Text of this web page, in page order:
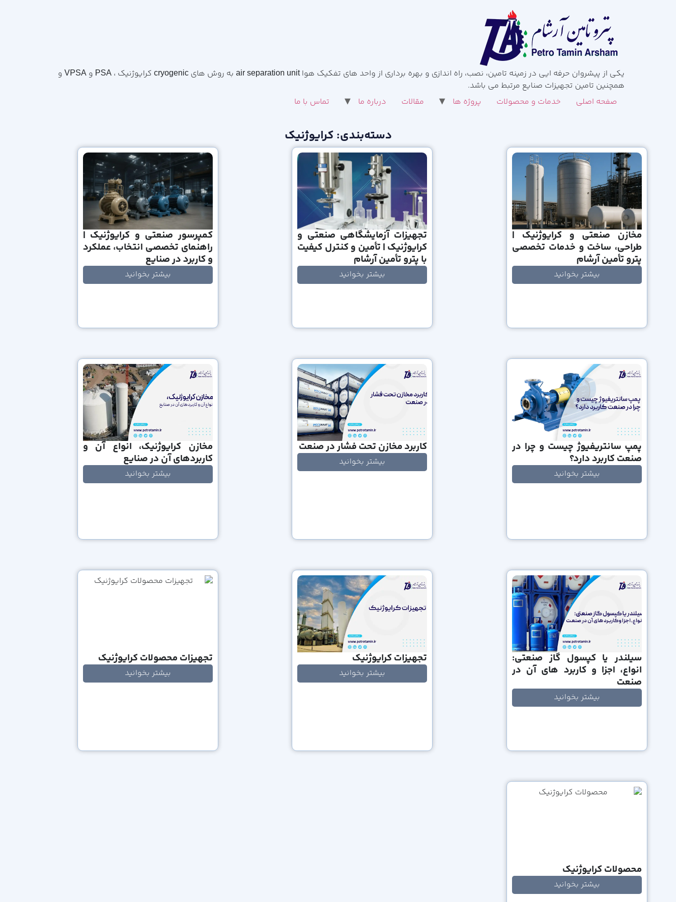
یکی از پیشروان حرفه ایی در زمینه تامین، نصب، راه اندازی و بهره برداری از واحد های تفکیک هوا air separation unit به روش های cryogenic کرایوژنیک ، PSA و VPSA و
همچنین تامین تجهیزات صنایع مرتبط می باشد.
صفحه اصلی
خدمات و محصولات پروژه ها مقالات درباره ما تماس با ما
دسته‌بندی: کرایوژنیک
مخازن صنعتی و کرایوژنیک |
طراحی، ساخت و خدمات تخصصی
پترو تأمین آرشام
بیشتر بخوانید
تجهیزات آزمایشگاهی صنعتی و
کرایوژنیک | تأمین و کنترل کیفیت
با پترو تأمین آرشام
بیشتر بخوانید
کمپرسور صنعتی و کرایوژنیک |
راهنمای تخصصی انتخاب، عملکرد
و کاربرد در صنایع
بیشتر بخوانید
پمپ سانتریفیوژ چیست و چرا در
صنعت کاربرد دارد؟
بیشتر بخوانید
کاربرد مخازن تحت فشار در صنعت
بیشتر بخوانید
مخازن کرایوژنیک، انواع آن و
کاربردهای آن در صنایع
بیشتر بخوانید
سیلندر یا کپسول گاز صنعتی:
انواع، اجزا و کاربرد های آن در
صنعت
بیشتر بخوانید
تجهیزات کرایوژنیک
بیشتر بخوانید
تجهیزات محصولات کرایوژنیک
بیشتر بخوانید
محصولات کرایوژنیک
بیشتر بخوانید